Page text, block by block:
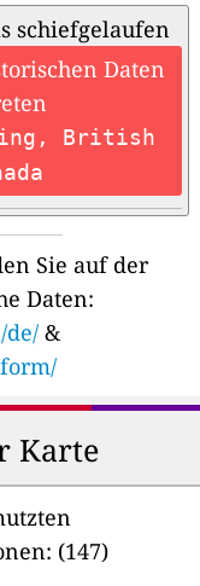
schiefgelaufen
Daten
British
Sie auf der
Daten:
&
Karte
(147)